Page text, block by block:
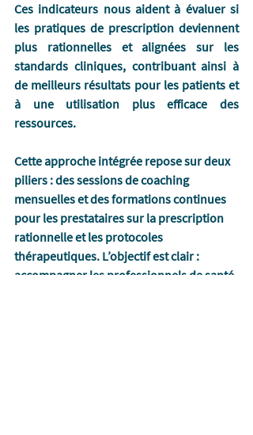
Ces indicateurs nous aident à évaluer si
les pratiques de prescription deviennent
plus rationnelles et alignées sur les
standards cliniques, contribuant ainsi à
de meilleurs résultats pour les patients et
à une utilisation plus efficace des
ressources.
Cette approche intégrée repose sur deux
piliers : des sessions de coaching
mensuelles et des formations continues
pour les prestataires sur la prescription
rationnelle et les protocoles
thérapeutiques. L’objectif est clair :
accompagner les professionnels de santé